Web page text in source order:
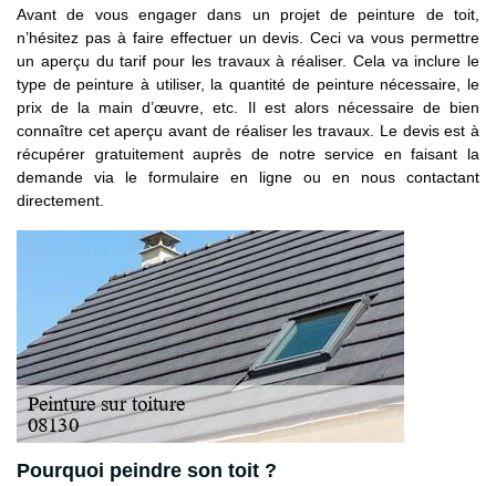
Avant de vous engager dans un projet de peinture de toit,
n’hésitez pas à faire effectuer un devis. Ceci va vous permettre
un aperçu du tarif pour les travaux à réaliser. Cela va inclure le
type de peinture à utiliser, la quantité de peinture nécessaire, le
prix de la main d’œuvre, etc. Il est alors nécessaire de bien
connaître cet aperçu avant de réaliser les travaux. Le devis est à
récupérer gratuitement auprès de notre service en faisant la
demande via le formulaire en ligne ou en nous contactant
directement.
Pourquoi peindre son toit ?